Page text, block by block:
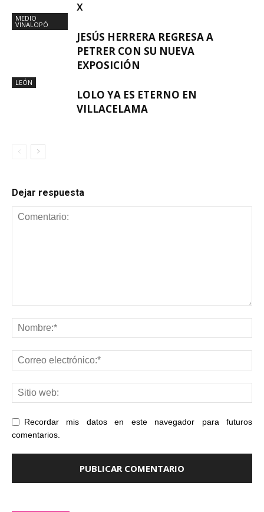
X
MEDIO
VINALOPÓ
JESÚS HERRERA REGRESA A
PETRER CON SU NUEVA
EXPOSICIÓN
LEÓN
LOLO YA ES ETERNO EN
VILLACELAMA
Dejar respuesta
Recordar mis datos en este navegador para futuros
comentarios.